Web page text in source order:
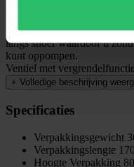
Deze wordt aangesloten op
langs snoer waardoor u
kunt oppompen.
Ventiel met
+ Volledige beschrijving
Specificaties
Verpakkingsgewicht
Verpakkingslengte
Hoogte Verpakking 80